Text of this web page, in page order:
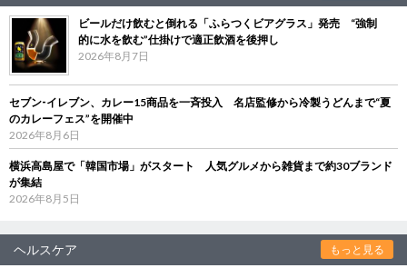
ビールだけ飲むと倒れる「ふらつくビアグラス」発売 “強制
的に水を飲む”仕掛けで適正飲酒を後押し
2026年8月7日
セブン‐イレブン、カレー15商品を一斉投入 名店監修から冷製うどんまで“夏
のカレーフェス”を開催中
2026年8月6日
横浜高島屋で「韓国市場」がスタート 人気グルメから雑貨まで約30ブランド
が集結
2026年8月5日
ヘルスケア もっと見る